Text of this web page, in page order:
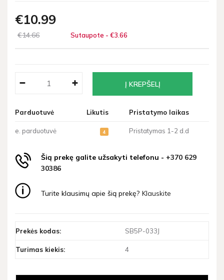
€10 99
€1466 Sutaupote - €3 66
Parduotuvė Likutis Pristatymo laikas
e. parduotuvė 4 Pristatymas 1-2 d.d
Šią prekę galite užsakyti telefonu - +370 629
30386
Turite klausimų apie šią prekę? Klauskite
Prekės kodas: SB5P-033J
Turimas kiekis: 4